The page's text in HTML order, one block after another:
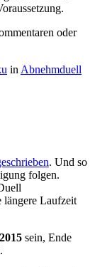
oder
in Abnehmduell
. Und so
folgen.
längere Laufzeit
sein, Ende
.